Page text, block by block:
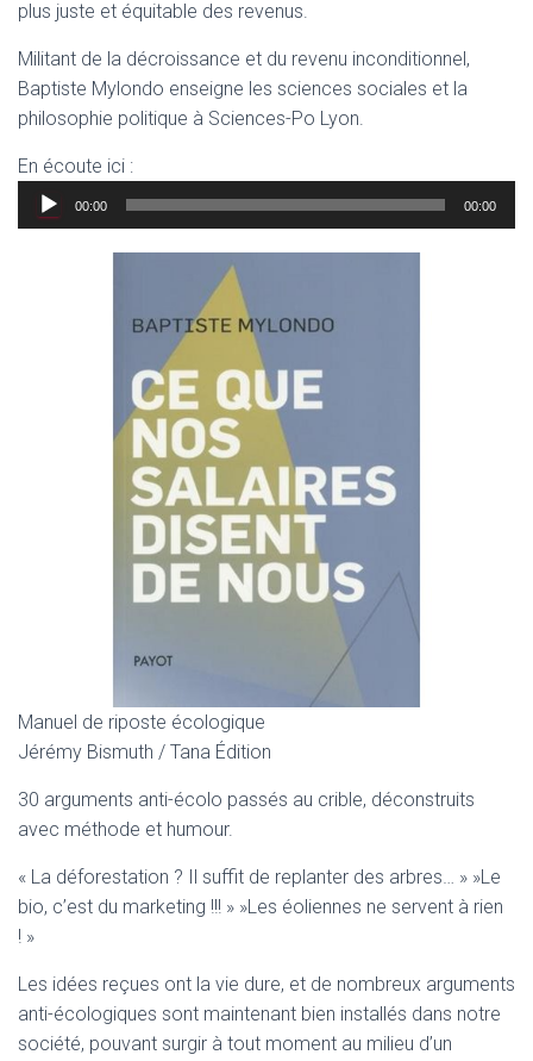
plus juste et équitable des revenus.
Militant de la décroissance et du revenu inconditionnel,
Baptiste Mylondo enseigne les sciences sociales et la
philosophie politique à Sciences-Po Lyon.
En écoute ici :
Lecteur
audio
00:00 00:00
Manuel de riposte écologique
Jérémy Bismuth / Tana Édition
30 arguments anti-écolo passés au crible, déconstruits
avec méthode et humour.
« La déforestation ? Il suffit de replanter des arbres… » »Le
bio, c’est du marketing !!! » »Les éoliennes ne servent à rien
! »
Les idées reçues ont la vie dure, et de nombreux arguments
anti-écologiques sont maintenant bien installés dans notre
société, pouvant surgir à tout moment au milieu d’un